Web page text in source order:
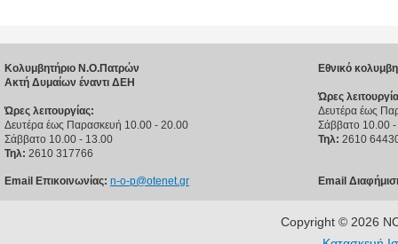
Κολυμβητήριο Ν.Ο.Πατρών
Ακτή Δυμαίων έναντι ΔΕΗ
Ώρες λειτουργίας:
Δευτέρα έως Παρασκευή 10.00 - 20.00
Σάββατο 10.00 - 13.00
Τηλ: 2610 317766
Email Επικοινωνίας: n-o-p@otenet.gr
Εθνικό
Ώρες
Δευτέρα έως
Σάββατο 10.00
Τηλ: 2610
Email
Copyright © 2026